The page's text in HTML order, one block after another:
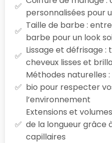
personnalisées pour
Taille de barbe :
barbe pour un look
Lissage et défrisage
cheveux lisses et
Méthodes naturelles
bio pour respecter
l’environnement
Extensions et
de la longueur grâce
capillaires